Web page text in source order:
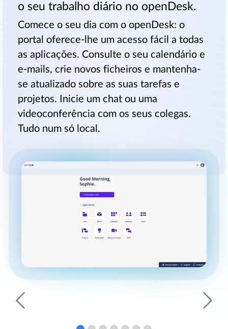
Anterior
o seu trabalho diário no openDesk.
Comece o seu dia com o openDesk: o
portal oferece-lhe um acesso fácil a todas
as aplicações. Consulte o seu calendário e
e-mails, crie novos ficheiros e mantenha-
se atualizado sobre as suas tarefas e
projetos. Inicie um chat ou uma
videoconferência com os seus colegas.
Tudo num só local.